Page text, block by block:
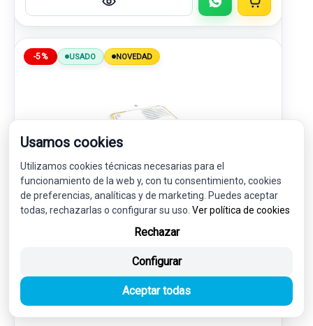
-5% USADO NOVEDAD
CENTRALITA FAROS XENON A71154402HQ
45,98 €
Usamos cookies
Utilizamos cookies técnicas necesarias para el
funcionamiento de la web y, con tu consentimiento, cookies
de preferencias, analíticas y de marketing. Puedes aceptar
todas, rechazarlas o configurar su uso. Ver política de cookies
Rechazar
Configurar
Aceptar todas